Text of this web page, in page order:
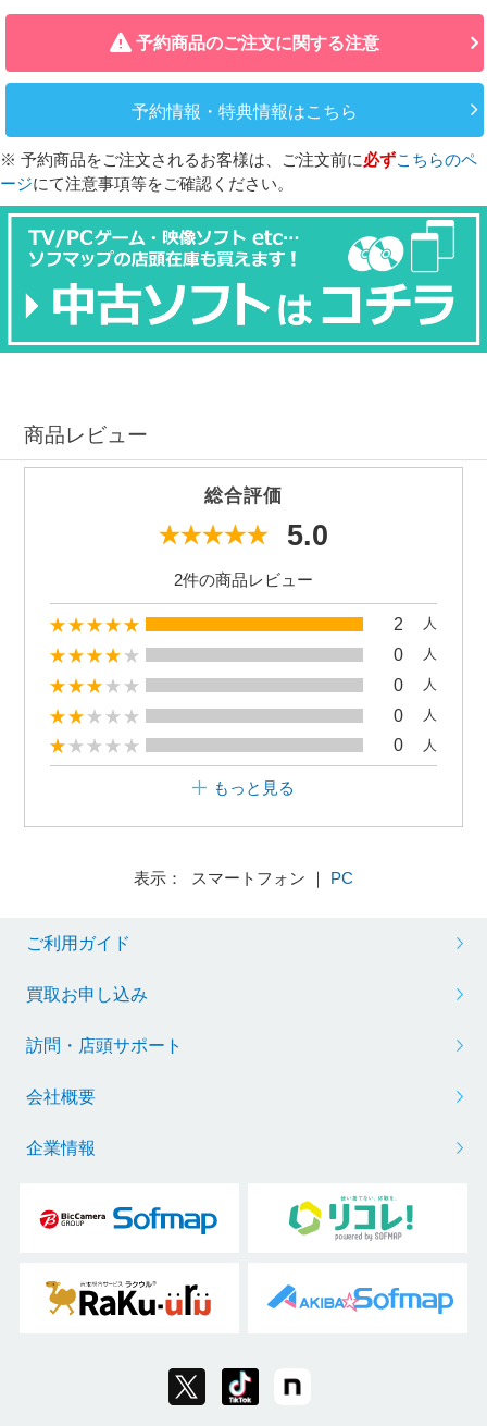
予約商品のご注文に関する注意
予約情報・特典情報はこちら
※ 予約商品をご注文されるお客様は、ご注文前に必ずこちらのペ
ージにて注意事項等をご確認ください。
商品レビュー
総合評価
5.0
2件の商品レビュー
2 人
0 人
0 人
0 人
0 人
もっと見る
表示： スマートフォン ｜ PC
ご利用ガイド
買取お申し込み
訪問・店頭サポート
会社概要
企業情報